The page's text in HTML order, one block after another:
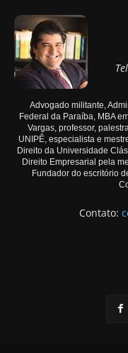
Advogado militante,
Federal da Paraíba, MBA
Vargas, professor,
UNIPÊ, especialista e
Direito da Universidade
Direito Empresarial pela
Fundador do escritório
Contato: